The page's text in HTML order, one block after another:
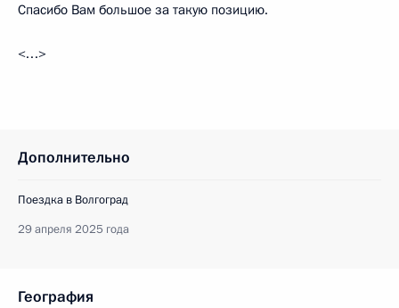
Спасибо Вам большое за такую позицию.
<…>
Дополнительно
Поездка в Волгоград
29 апреля 2025 года
География